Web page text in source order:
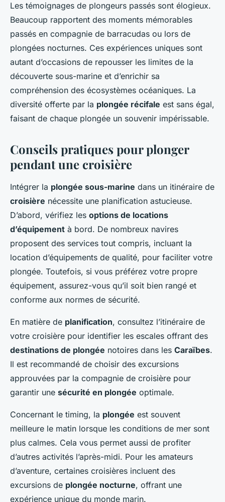
Les témoignages de plongeurs passés sont élogieux.
Beaucoup rapportent des moments mémorables
passés en compagnie de barracudas ou lors de
plongées nocturnes. Ces expériences uniques sont
autant d’occasions de repousser les limites de la
découverte sous-marine et d’enrichir sa
compréhension des écosystèmes océaniques. La
diversité offerte par la plongée récifale est sans égal,
faisant de chaque plongée un souvenir impérissable.
Conseils pratiques pour plonger
pendant une croisière
Intégrer la plongée sous-marine dans un itinéraire de
croisière nécessite une planification astucieuse.
D’abord, vérifiez les options de locations
d’équipement à bord. De nombreux navires
proposent des services tout compris, incluant la
location d’équipements de qualité, pour faciliter votre
plongée. Toutefois, si vous préférez votre propre
équipement, assurez-vous qu’il soit bien rangé et
conforme aux normes de sécurité.
En matière de planification, consultez l’itinéraire de
votre croisière pour identifier les escales offrant des
destinations de plongée notoires dans les Caraïbes.
Il est recommandé de choisir des excursions
approuvées par la compagnie de croisière pour
garantir une sécurité en plongée optimale.
Concernant le timing, la plongée est souvent
meilleure le matin lorsque les conditions de mer sont
plus calmes. Cela vous permet aussi de profiter
d’autres activités l’après-midi. Pour les amateurs
d’aventure, certaines croisières incluent des
excursions de plongée nocturne, offrant une
expérience unique du monde marin.